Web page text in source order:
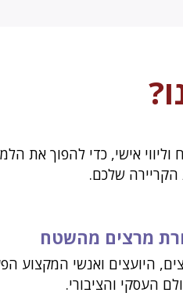
אישי, כדי להפוך את
הקריירה שלכם.
מרצים מהשטח
היועצים ואנשי המקצוע
העסקי והציבורי.